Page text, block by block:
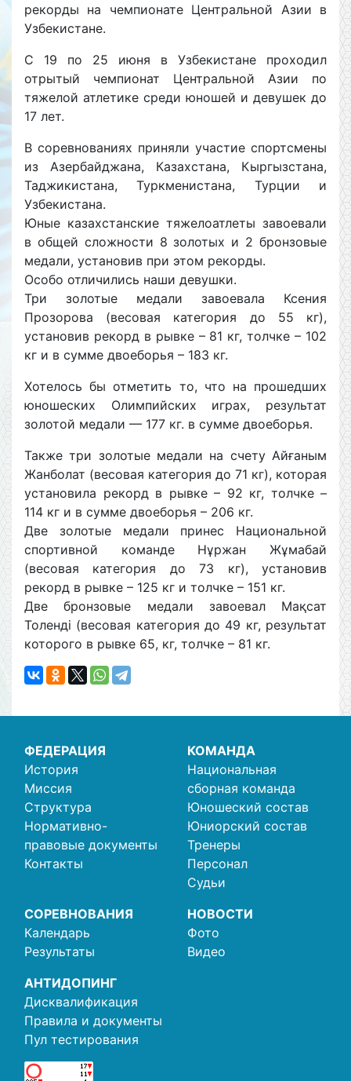
рекорды на чемпионате Центральной Азии в
Узбекистане.
С 19 по 25 июня в Узбекистане проходил
отрытый чемпионат Центральной Азии по
тяжелой атлетике среди юношей и девушек до
17 лет.
В соревнованиях приняли участие спортсмены
из Азербайджана, Казахстана, Кыргызстана,
Таджикистана, Туркменистана, Турции и
Узбекистана.
Юные казахстанские тяжелоатлеты завоевали
в общей сложности 8 золотых и 2 бронзовые
медали, установив при этом рекорды.
Особо отличились наши девушки.
Три золотые медали завоевала Ксения
Прозорова (весовая категория до 55 кг),
установив рекорд в рывке – 81 кг, толчке – 102
кг и в сумме двоеборья – 183 кг.
Хотелось бы отметить то, что на прошедших
юношеских Олимпийских играх, результат
золотой медали — 177 кг. в сумме двоеборья.
Также три золотые медали на счету Айғаным
Жанболат (весовая категория до 71 кг), которая
установила рекорд в рывке – 92 кг, толчке –
114 кг и в сумме двоеборья – 206 кг.
Две золотые медали принес Национальной
спортивной команде Нұржан Жұмабай
(весовая категория до 73 кг), установив
рекорд в рывке – 125 кг и толчке – 151 кг.
Две бронзовые медали завоевал Мақсат
Толенді (весовая категория до 49 кг, результат
которого в рывке 65, кг, толчке – 81 кг.
ФЕДЕРАЦИЯ
История
Миссия
Структура
Нормативно-
правовые документы
Контакты
КОМАНДА
Национальная
сборная команда
Юношеский состав
Юниорский состав
Тренеры
Персонал
Судьи
СОРЕВНОВАНИЯ
Календарь
Результаты
НОВОСТИ
Фото
Видео
АНТИДОПИНГ
Дисквалификация
Правила и документы
Пул тестирования